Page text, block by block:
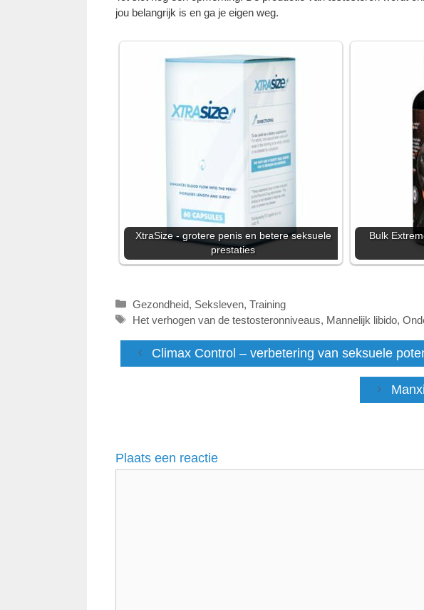
jou belangrijk is en ga je eigen weg.
XtraSize - grotere penis en betere seksuele
prestaties
Bulk
Categorieën
Gezondheid, Seksleven, Training
Tags
Het verhogen van de testosteronniveaus, Mannelijk libido,
Climax Control – verbetering van seksuele
Plaats een reactie